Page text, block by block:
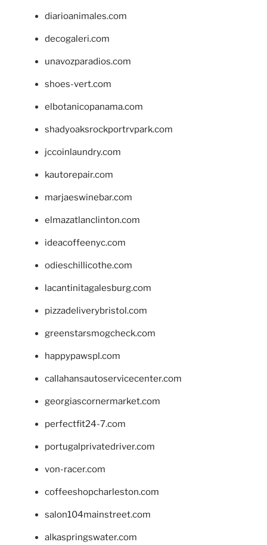
diarioanimales.com
decogaleri.com
unavozparadios.com
shoes-vert.com
elbotanicopanama.com
shadyoaksrockportrvpark.com
jccoinlaundry.com
kautorepair.com
marjaeswinebar.com
elmazatlanclinton.com
ideacoffeenyc.com
odieschillicothe.com
lacantinitagalesburg.com
pizzadeliverybristol.com
greenstarsmogcheck.com
happypawspl.com
callahansautoservicecenter.com
georgiascornermarket.com
perfectfit24-7.com
portugalprivatedriver.com
von-racer.com
coffeeshopcharleston.com
salon104mainstreet.com
alkaspringswater.com